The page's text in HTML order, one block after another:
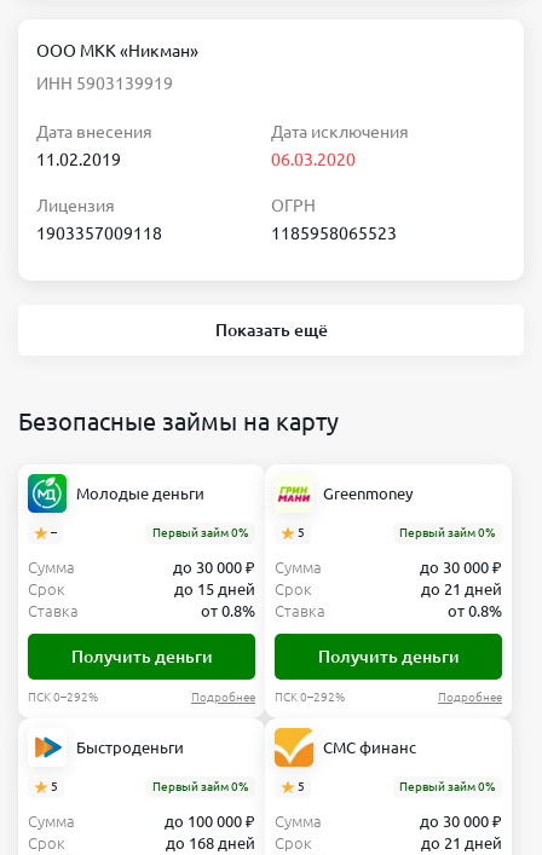
ООО МКК «Никман»
ИНН 5903139919
Дата внесения
11.02.2019
Дата исключения
06.03.2020
Лицензия
1903357009118
ОГРН
1185958065523
Показать ещё
Безопасные займы на карту
Молодые деньги
– Первый займ 0%
Сумма
до 30 000 ₽
Срок
до 15 дней
Ставка
от 0.8%
Получить деньги
ПСК 0–292% Подробнее
Greenmoney
5 Первый займ 0%
Сумма
до 30 000 ₽
Срок
до 21 дней
Ставка
от 0.8%
Получить деньги
ПСК 0–292% Подробнее
Быстроденьги
5 Первый займ 0%
Сумма
до 100 000 ₽
Срок
до 168 дней
СМС финанс
5 Первый займ 0%
Сумма
до 30 000 ₽
Срок
до 21 дней